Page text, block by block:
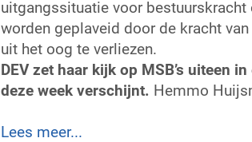
uitgangssituatie voor
worden geplaveid door de kracht
uit het oog te verliezen.
DEV zet haar kijk op MSB’s uiteen
deze week verschijnt. Hemmo
Lees meer...